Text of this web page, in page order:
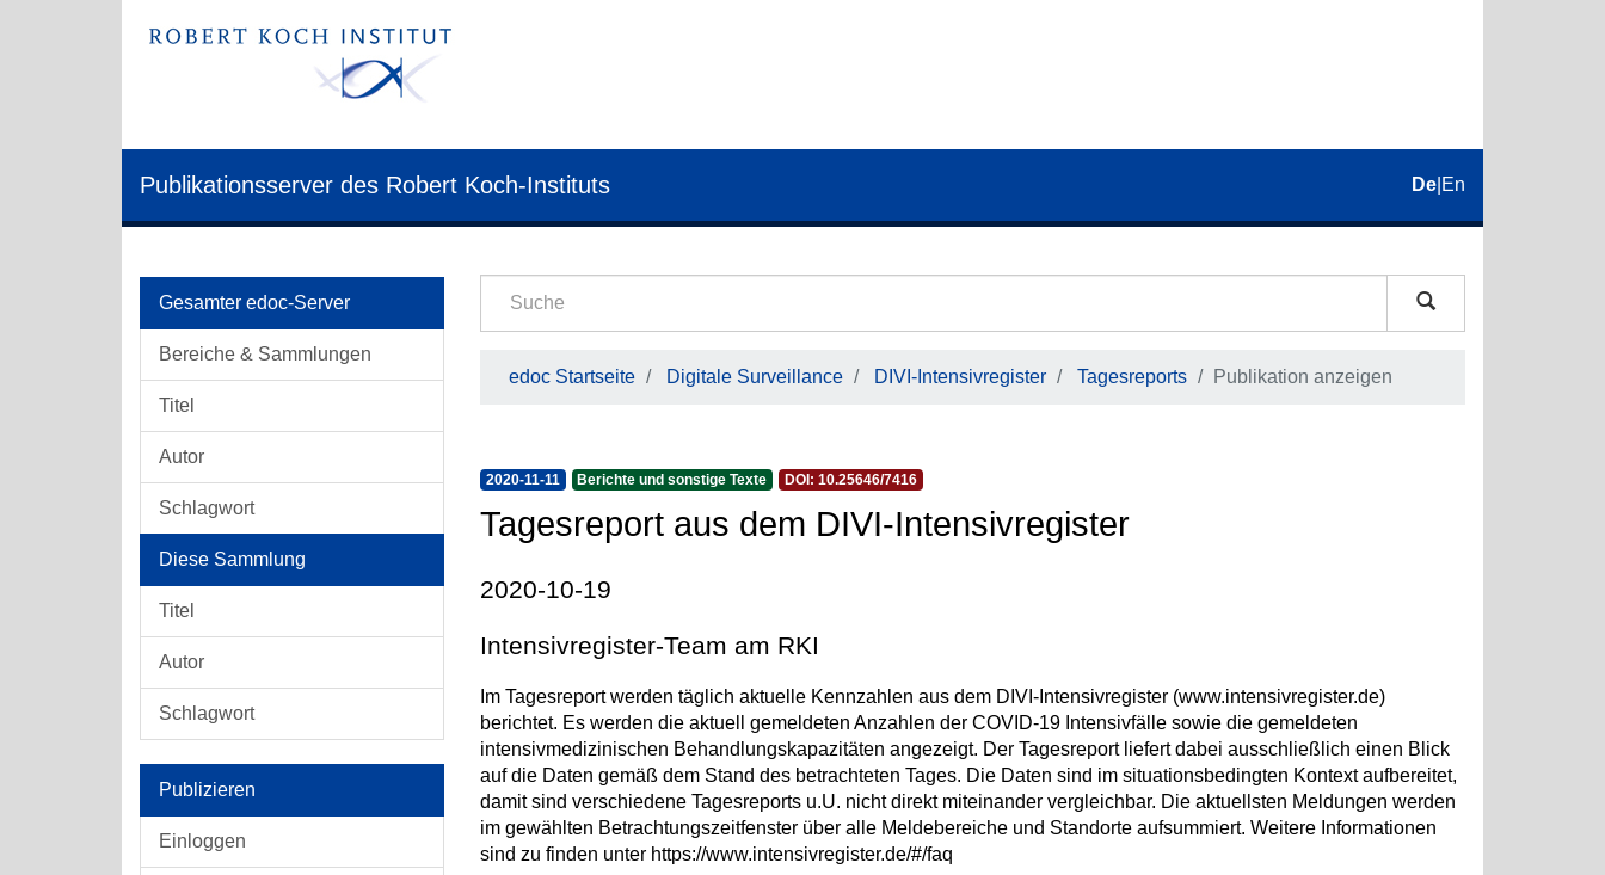
Publikationsserver des Robert Koch-Instituts De En
Gesamter edoc-Server
Bereiche & Sammlungen
Titel
Autor
Schlagwort
Diese Sammlung
Titel
Autor
Schlagwort
Publizieren
Einloggen
edoc Startseite Digitale Surveillance DIVI-Intensivregister Tagesreports Publikation anzeigen
2020-11-11 Berichte und sonstige Texte DOI: 10.25646/7416
Tagesreport aus dem DIVI-Intensivregister
2020-10-19
Intensivregister-Team am RKI
Im Tagesreport werden täglich aktuelle Kennzahlen aus dem DIVI-Intensivregister (www.intensivregister.de)
berichtet. Es werden die aktuell gemeldeten Anzahlen der COVID-19 Intensivfälle sowie die gemeldeten
intensivmedizinischen Behandlungskapazitäten angezeigt. Der Tagesreport liefert dabei ausschließlich einen Blick
auf die Daten gemäß dem Stand des betrachteten Tages. Die Daten sind im situationsbedingten Kontext aufbereitet,
damit sind verschiedene Tagesreports u.U. nicht direkt miteinander vergleichbar. Die aktuellsten Meldungen werden
im gewählten Betrachtungszeitfenster über alle Meldebereiche und Standorte aufsummiert. Weitere Informationen
sind zu finden unter https://www.intensivregister.de/#/faq